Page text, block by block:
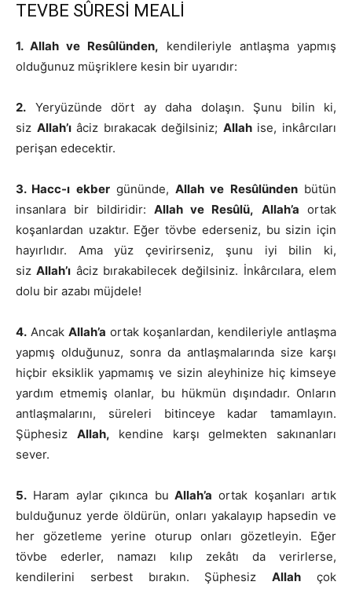
TEVBE SÛRESİ MEALİ
1. Allah ve Resûlünden, kendileriyle antlaşma yapmış
olduğunuz müşriklere kesin bir uyarıdır:
2. Yeryüzünde dört ay daha dolaşın. Şunu bilin ki,
siz Allah’ıâciz bırakacak değilsiniz; Allahise, inkârcıları
perişan edecektir.
3. Hacc-ı ekbergününde,Allah ve Resûlündenbütün
insanlara bir bildiridir: Allah ve Resûlü, Allah’a ortak
koşanlardan uzaktır. Eğer tövbe ederseniz, bu sizin için
hayırlıdır. Ama yüz çevirirseniz, şunu iyi bilin ki,
sizAllah’ı âciz bırakabilecek değilsiniz. İnkârcılara, elem
dolu bir azabı müjdele!
4. Ancak Allah’a ortak koşanlardan, kendileriyle antlaşma
yapmış olduğunuz, sonra da antlaşmalarında size karşı
hiçbir eksiklik yapmamış ve sizin aleyhinize hiç kimseye
yardım etmemiş olanlar, bu hükmün dışındadır. Onların
antlaşmalarını, süreleri bitinceye kadar tamamlayın.
Şüphesiz Allah, kendine karşı gelmekten sakınanları
sever.
5. Haram aylar çıkınca bu Allah’a ortak koşanları artık
bulduğunuz yerde öldürün, onları yakalayıp hapsedin ve
her gözetleme yerine oturup onları gözetleyin. Eğer
tövbe ederler, namazı kılıp zekâtı da verirlerse,
kendilerini serbest bırakın. ŞüphesizAllah çok